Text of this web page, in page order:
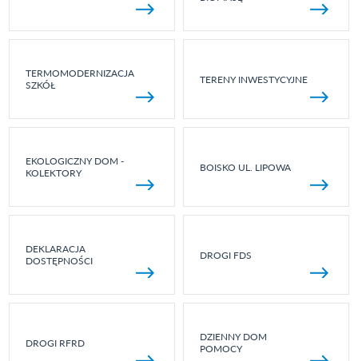
TERMOMODERNIZACJA
SZKÓŁ
TERENY INWESTYCYJNE
EKOLOGICZNY DOM -
KOLEKTORY
BOISKO UL. LIPOWA
DEKLARACJA
DOSTĘPNOŚCI
DROGI FDS
DROGI RFRD
DZIENNY DOM
POMOCY